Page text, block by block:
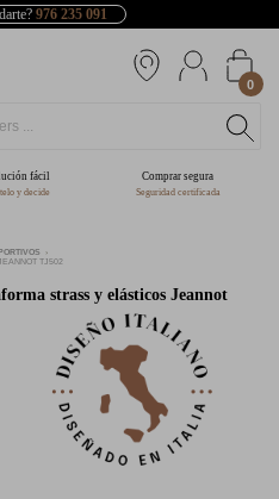
976 235 091
0
fácil
y decide
Comprar segura
Seguridad certificada
TJ502
strass y elásticos Jeannot